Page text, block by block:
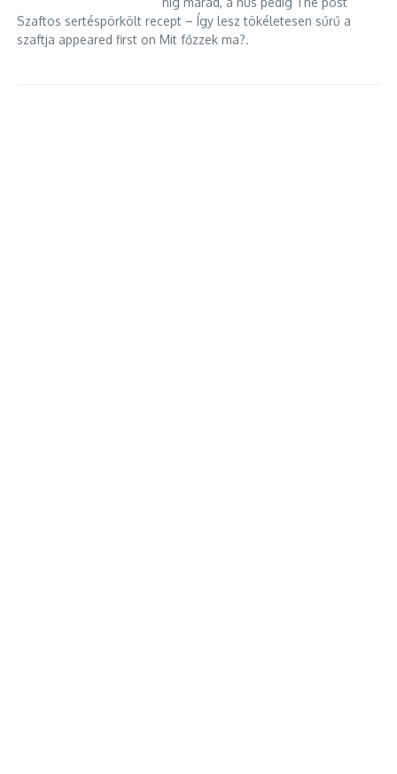
Szaftos sertéspörkölt recept – Így lesz tökéletesen sűrű a
szaftja appeared first on Mit főzzek ma?.